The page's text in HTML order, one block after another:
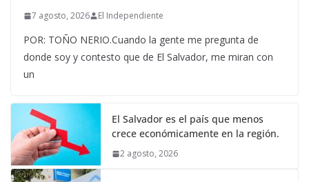
7 agosto, 2026 El Independiente
POR: TOÑO NERIO.Cuando la gente me pregunta de
donde soy y contesto que de El Salvador, me miran con
un
El Salvador es el país que menos
crece económicamente en la región.
2 agosto, 2026